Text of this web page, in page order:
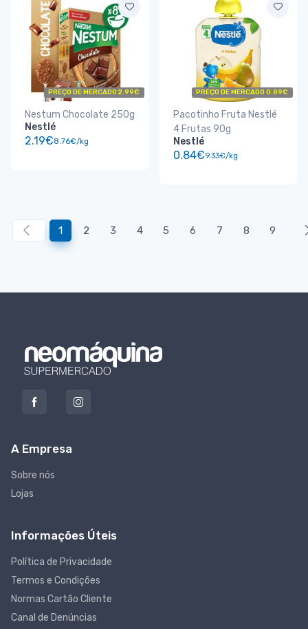
PREÇO DE MERCADO 2.99€
Nestum Chocolate 250g
Nestlé
2.19€8.76€/kg
PREÇO DE MERCADO 0.89€
Pacotinho Fruta Nestlé
4 Frutas 90g
Nestlé
0.84€9.33€/kg
1 2 3 4 5 6 7 8 9
A Empresa
Sobre nós
Lojas
Informações Úteis
Política de Privacidade
Termos e Condições
Normas Cartão Cliente
Canal de Denúncias